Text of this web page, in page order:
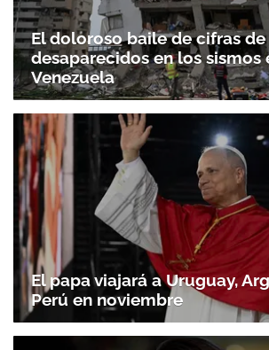
El doloroso baile de cifras de
desaparecidos en los sismos
Venezuela
El papa viajará a Uruguay,
Perú en noviembre